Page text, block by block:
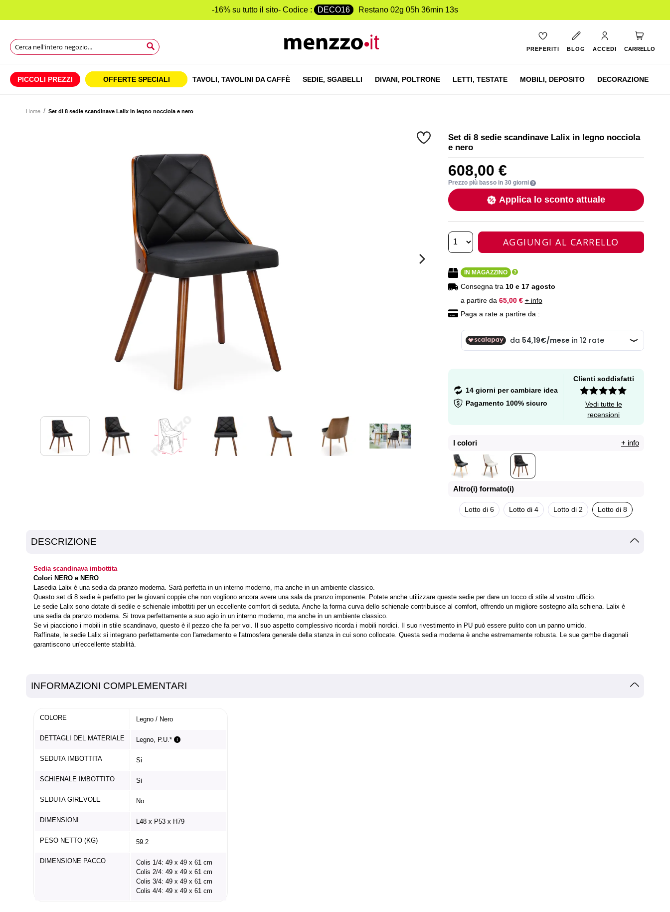
-16% su tutto il sito- Codice : DECO16 Restano 02g 05h 36min 12s
Search
PREFERITI BLOG ACCEDI CARRELLO
PICCOLI PREZZI OFFERTE SPECIALI TAVOLI, TAVOLINI DA CAFFÈ SEDIE, SGABELLI DIVANI, POLTRONE LETTI, TESTATE MOBILI, DEPOSITO DECORAZIONE
Home Set di 8 sedie scandinave Lalix in legno nocciola e nero
Set di 8 sedie scandinave Lalix in legno nocciola
e nero
608,00 €
Prezzo più basso in 30 giorni
Applica lo sconto attuale
AGGIUNGI AL CARRELLO
IN MAGAZZINO
Consegna tra 10 e 17 agosto
a partire da 65,00 € + info
Paga a rate a partire da :
14 giorni per cambiare idea
Pagamento 100% sicuro
Clienti soddisfatti
Vedi tutte le
recensioni
I colori + info
Altro(i) formato(i)
Lotto di 6 Lotto di 4 Lotto di 2 Lotto di 8
DESCRIZIONE
Sedia scandinava imbottita
Colori NERO e NERO
Lasedia Lalix è una sedia da pranzo moderna. Sarà perfetta in un interno moderno, ma anche in un ambiente classico.
Questo set di 8 sedie è perfetto per le giovani coppie che non vogliono ancora avere una sala da pranzo imponente. Potete anche utilizzare queste sedie per dare un tocco di stile al vostro ufficio.
Le sedie Lalix sono dotate di sedile e schienale imbottiti per un eccellente comfort di seduta. Anche la forma curva dello schienale contribuisce al comfort, offrendo un migliore sostegno alla schiena. Lalix è
una sedia da pranzo moderna. Si trova perfettamente a suo agio in un interno moderno, ma anche in un ambiente classico.
Se vi piacciono i mobili in stile scandinavo, questo è il pezzo che fa per voi. Il suo aspetto complessivo ricorda i mobili nordici. Il suo rivestimento in PU può essere pulito con un panno umido.
Raffinate, le sedie Lalix si integrano perfettamente con l'arredamento e l'atmosfera generale della stanza in cui sono collocate. Questa sedia moderna è anche estremamente robusta. Le sue gambe diagonali
garantiscono un'eccellente stabilità.
INFORMAZIONI COMPLEMENTARI
COLORE Legno / Nero
DETTAGLI DEL MATERIALE Legno, P.U.*
SEDUTA IMBOTTITA Si
SCHIENALE IMBOTTITO Si
SEDUTA GIREVOLE No
DIMENSIONI L48 x P53 x H79
PESO NETTO (KG) 59.2
DIMENSIONE PACCO
Colis 1/4: 49 x 49 x 61 cm
Colis 2/4: 49 x 49 x 61 cm
Colis 3/4: 49 x 49 x 61 cm
Colis 4/4: 49 x 49 x 61 cm